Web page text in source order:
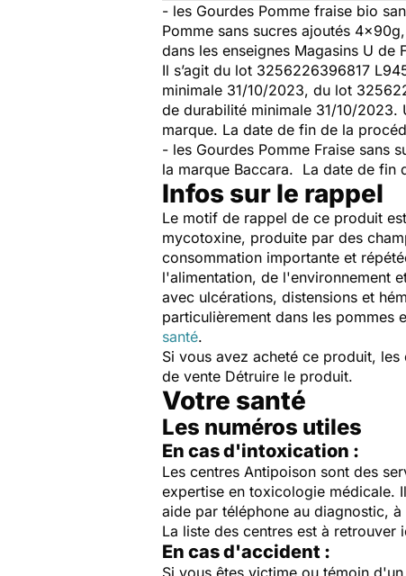
- les Gourdes Pomme fraise bio
Pomme sans sucres ajoutés
dans les enseignes Magasins U de
Il s’agit du lot 3256226396817
minimale 31/10/2023, du lot
de durabilité minimale 31/10/
marque. La date de fin de la
- les Gourdes Pomme Fraise sans
la marque Baccara. La date de fin
Infos sur le rappel
Le motif de rappel de ce produit
mycotoxine, produite par des
consommation importante et
l'alimentation, de l'environnement
avec ulcérations, distensions et
particulièrement dans les pommes
santé.
Si vous avez acheté ce produit,
de vente Détruire le produit.
Votre santé
Les numéros utiles
En cas d'intoxication :
Les centres Antipoison sont des
expertise en toxicologie médicale.
aide par téléphone au diagnostic,
La liste des centres est à retrouver
En cas d'accident :
Si vous êtes victime ou témoin